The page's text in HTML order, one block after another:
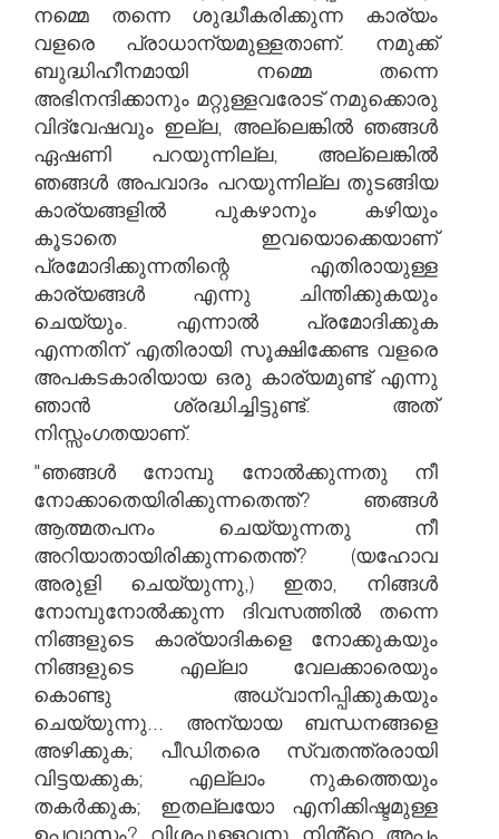
നമ്മെ തന്നെ ശുദ്ധീകരിക്കുന്ന കാര്യം
വളരെ പ്രാധാന്യമുള്ളതാണ്. നമുക്ക്
ബുദ്ധിഹീനമായി നമ്മെ തന്നെ
അഭിനന്ദിക്കാനും മറ്റുള്ളവരോട് നമുക്കൊരു
വിദ്വേഷവും ഇല്ല, അല്ലെങ്കിൽ ഞങ്ങൾ
ഏഷണി പറയുന്നില്ല, അല്ലെങ്കിൽ
ഞങ്ങൾ അപവാദം പറയുന്നില്ല തുടങ്ങിയ
കാര്യങ്ങളിൽ പുകഴാനും കഴിയും
കൂടാതെ ഇവയൊക്കെയാണ്
പ്രമോദിക്കുന്നതിന്റെ എതിരായുള്ള
കാര്യങ്ങൾ എന്നു ചിന്തിക്കുകയും
ചെയ്യും. എന്നാൽ പ്രമോദിക്കുക
എന്നതിന് എതിരായി സൂക്ഷിക്കേണ്ട വളരെ
അപകടകാരിയായ ഒരു കാര്യമുണ്ട് എന്നു
ഞാൻ ശ്രദ്ധിച്ചിട്ടുണ്ട്. അത്
നിസ്സംഗതയാണ്.
"ഞങ്ങൾ നോമ്പു നോൽക്കുന്നതു നീ
നോക്കാതെയിരിക്കുന്നതെന്ത്? ഞങ്ങൾ
ആത്മതപനം ചെയ്യുന്നതു നീ
അറിയാതായിരിക്കുന്നതെന്ത്? (യഹോവ
അരുളി ചെയ്യുന്നു,) ഇതാ, നിങ്ങൾ
നോമ്പുനോൽക്കുന്ന ദിവസത്തിൽ തന്നെ
നിങ്ങളുടെ കാര്യാദികളെ നോക്കുകയും
നിങ്ങളുടെ എല്ലാ വേലക്കാരെയും
കൊണ്ടു അധ്വാനിപ്പിക്കുകയും
ചെയ്യുന്നു... അന്യായ ബന്ധനങ്ങളെ
അഴിക്കുക; പീഡിതരെ സ്വതന്ത്രരായി
വിട്ടയക്കുക; എല്ലാം നുകത്തെയും
തകർക്കുക; ഇതല്ലയോ എനിക്കിഷ്ടമുള്ള
ഉപവാസം? വിശപ്പുള്ളവനു നിൻ്റെ അപ്പം